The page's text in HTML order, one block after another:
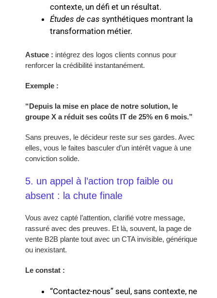
contexte, un défi et un résultat.
Études de cas synthétiques montrant la
transformation métier.
Astuce : intégrez des logos clients connus pour
renforcer la crédibilité instantanément.
Exemple :
“Depuis la mise en place de notre solution, le
groupe X a réduit ses coûts IT de 25% en 6 mois.”
Sans preuves, le décideur reste sur ses gardes. Avec
elles, vous le faites basculer d’un intérêt vague à une
conviction solide.
5. un appel à l’action trop faible ou
absent : la chute finale
Vous avez capté l’attention, clarifié votre message,
rassuré avec des preuves. Et là, souvent, la page de
vente B2B plante tout avec un CTA invisible, générique
ou inexistant.
Le constat :
“Contactez-nous” seul, sans contexte, ne